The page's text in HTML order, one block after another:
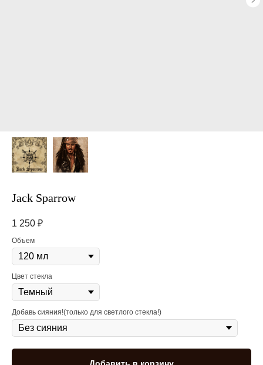
Jack Sparrow
1 250 ₽
Объем
Цвет стекла
Добавь сияния!(только для светлого стекла!)